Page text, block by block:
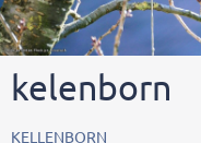
kelenborn
KELLENBORN